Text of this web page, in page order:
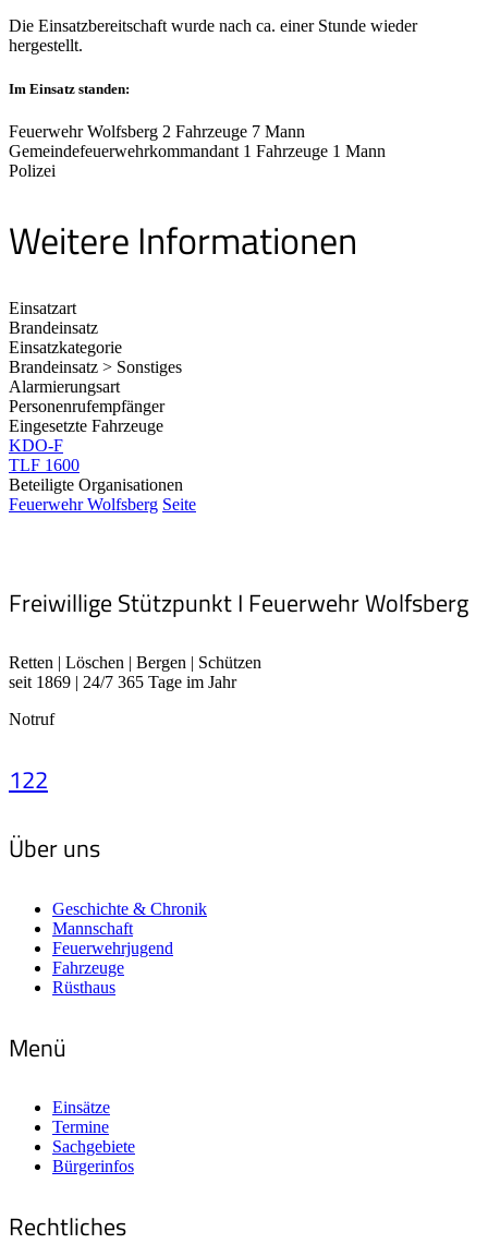
Die Einsatzbereitschaft wurde nach ca. einer Stunde wieder
hergestellt.
Im Einsatz standen:
Feuerwehr Wolfsberg 2 Fahrzeuge 7 Mann
Gemeindefeuerwehrkommandant 1 Fahrzeuge 1 Mann
Polizei
Weitere Informationen
Einsatzart
Brandeinsatz
Einsatzkategorie
Brandeinsatz > Sonstiges
Alarmierungsart
Personenrufempfänger
Eingesetzte Fahrzeuge
KDO-F
TLF 1600
Beteiligte Organisationen
Feuerwehr Wolfsberg Seite
Freiwillige Stützpunkt I Feuerwehr Wolfsberg
Retten | Löschen | Bergen | Schützen
seit 1869 | 24/7 365 Tage im Jahr
Notruf
122
Über uns
Geschichte & Chronik
Mannschaft
Feuerwehrjugend
Fahrzeuge
Rüsthaus
Menü
Einsätze
Termine
Sachgebiete
Bürgerinfos
Rechtliches